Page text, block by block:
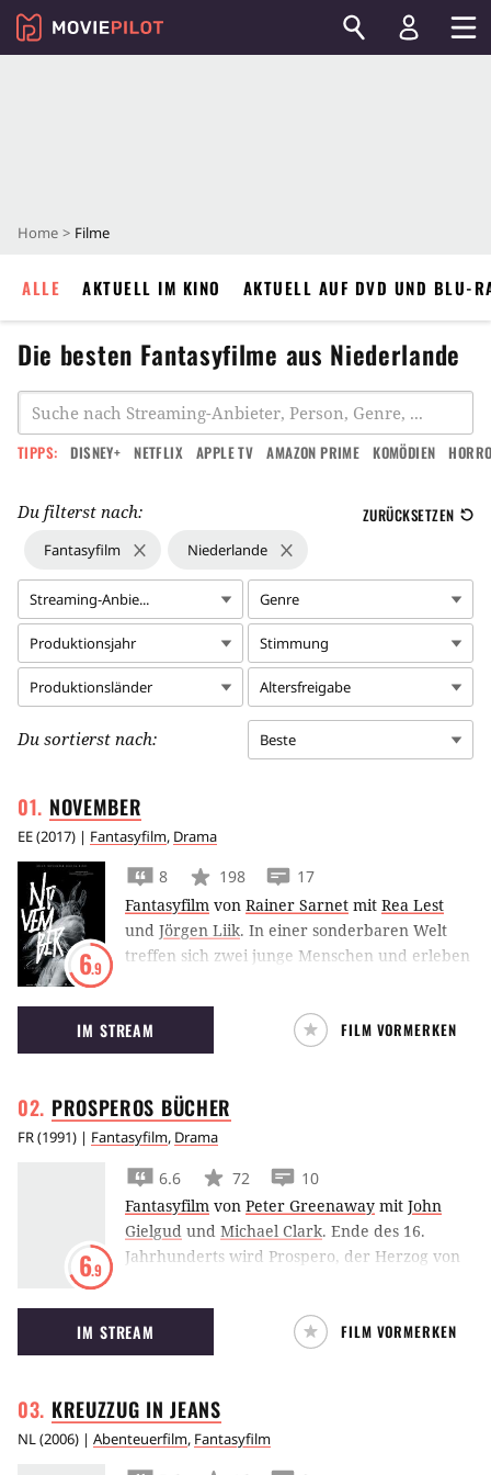
Home Filme
ALLE AKTUELL IM KINO AKTUELL AUF DVD UND BLU-
Die besten Fantasyfilme aus Niederlande
TIPPS: DISNEY+ NETFLIX APPLE TV AMAZON PRIME KOMÖDIEN
Du filterst nach: ZURÜCKSETZEN
Fantasyfilm Niederlande
Streaming-Anbie... Genre
Produktionsjahr Stimmung
Produktionsländer Altersfreigabe
Du sortierst nach: Beste
NOVEMBER
EE(2017) | Fantasyfilm, Drama
6.9
8 198
17
Fantasyfilm von Rainer Sarnet mit Rea Lest
und Jörgen Liik. In einer sonderbaren Welt
treffen sich zwei junge Menschen und erleben
aus Tierknochen und der Teufel sind in dieser
Welt zu Hause.
IM STREAM FILM VORMERKEN
PROSPEROS BÜCHER
FR(1991) | Fantasyfilm, Drama
6.9
6.6 72
10
Fantasyfilm von Peter Greenaway mit John
Gielgud und Michael Clark. Ende des 16.
Jahrhunderts wird Prospero, der Herzog von
Miranda auf eine einsame Insel fern von
Europa verbannt. Hier sinnt er auf Rache und
schafft sich aus der Magie seiner Bücher und
eigene Welt: Er macht die Insel zu einem
italienischen Renaissance-Refugium voller
IM STREAM FILM VORMERKEN
KREUZZUG INJEANS
NL(2006) | Abenteuerfilm, Fantasyfilm